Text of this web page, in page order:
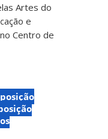
Artes do
e
Centro de